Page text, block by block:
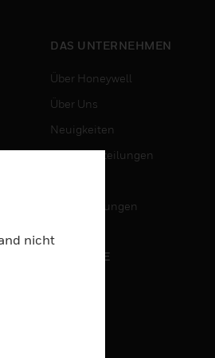
DAS UNTERNEHMEN
Über Honeywell
Über Uns
Neuigkeiten
Pressemitteilungen
Veranstaltungen
KARRIERE
nicht